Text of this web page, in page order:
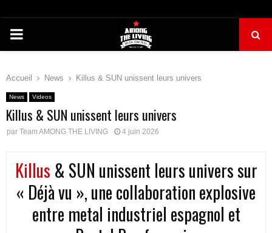
PRIMARY
Accueil News Killus & SUN unissent leurs univers
News Videos
Killus & SUN unissent leurs univers
par Team AMONG THE LIVING 4 juin 2026
Killus & SUN unissent leurs univers sur
« Déjà vu », une collaboration explosive
entre metal industriel espagnol et